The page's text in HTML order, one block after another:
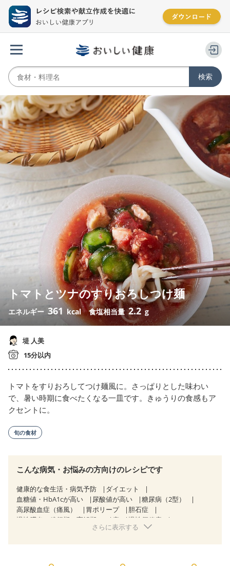
トマトとツナのすりおろしつけ麺
エネルギー 361 kcal 食塩相当量2.2 g
堤 人美
15分以内
トマトをすりおろしてつけ麺風に。さっぱりとした味わい
で、暑い時期に食べたくなる一皿です。きゅうりの食感もア
クセントに。
旬の食材
こんな病気・お悩みの方向けのレシピです
健康的な食生活・病気予防
ダイエット
血糖値・HbA1cが高い
尿酸値が高い
糖尿病（2型）
高尿酸血症（痛風）
胃ポリープ
胆石症
慢性膵炎（移行期・寛解期）
痔
慢性便秘症
糖尿病性腎症（第１期）
さらに表示する